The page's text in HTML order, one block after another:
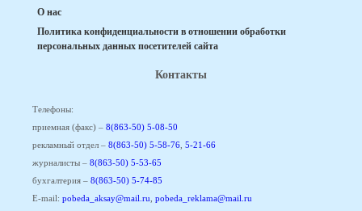
О нас
Политика конфиденциальности в отношении обработки
персональных данных посетителей сайта
Контакты
Телефоны:
приемная (факс) – 8(863-50) 5-08-50
рекламный отдел – 8(863-50) 5-58-76 5-21-66
журналисты – 8(863-50) 5-53-65
бухгалтерия – 8(863-50) 5-74-85
E-mail: pobeda_aksay@mail.ru pobeda_reklama@mail.ru